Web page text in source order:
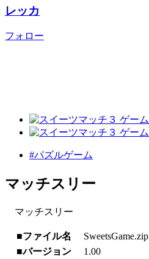
レッカ
フォロー
#パズルゲーム
マッチスリー
マッチスリー
■ファイル名
SweetsGame.zip
■バージョン
1.00